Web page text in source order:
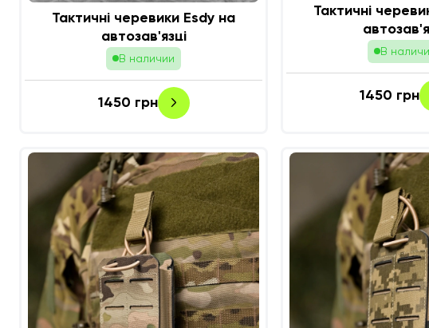
Тактичні черевики Esdy на
автозав'язці
В наличии
1450 грн
Тактичні
В
1450 грн